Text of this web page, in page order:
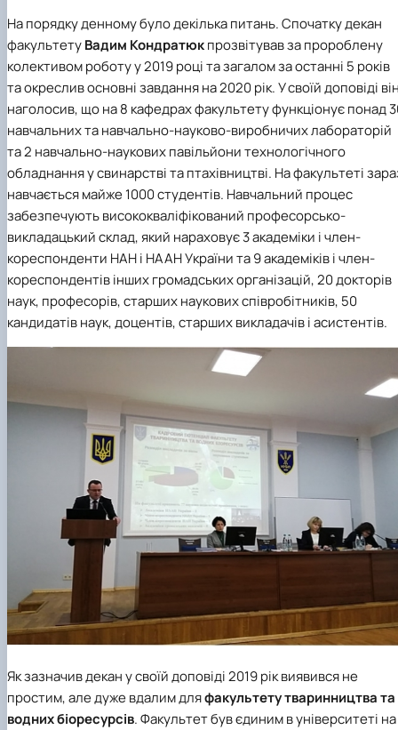
University Research Services Catalogue
Faculty of Economics
Faculty of Food Science, Nutrition and
Management
Faculty of Humanities and Pedagogy
Faculty of Information Technologies
Faculty of Land Management
Faculty of Law
Faculty of Veterinary Medicine
Mechanical and Technological Faculty
Faculty of Plant Protection, Biotechnology
Ecology
Educational and Research Farm «Vorzel»
Research Institute of Forestry and
Horticulture
Research Institute of Technology and
Animal Products
Research and Design Institute of
Standardisation and Technologies of Eco-Safe
Organic Products
Ukrainian Laboratory of Quality and Safety of
Agricultural Products
Ukrainian Research Institute of Agricultural
Radiology
Berezhany Agrotechnical Institute
Berezhany Professional College
Bobrovytsia Professional College named after
Mainova
Boyarka College of Ecology and Natural
Resources
Crimean Agro-Industrial College
Crimean Technical College of Land
and Agricultural Mechanisation
Irpin Professional College
Mukachevo Professional College
Nemishaieve Professional College
Nizhyn Agrotechnical Institute
Nizhyn Professional College
Prybrezhne Agrarian College
Rivne Professional College
Zalishchyky Professional College named after
Ye. Khraplivyi
На порядку денному було декілька питань. Спочатку декан
факультетуВадим Кондратюкпрозвітував за пророблену
колективом роботу у 2019 році та загалом за останні 5 років
та окреслив основні завдання на 2020 рік. У своїй доповіді
наголосив, що на 8 кафедрах факультету функціонує понад
навчальних та навчально-науково-виробничих лабораторій
та 2 навчально-наукових павільйони технологічного
обладнання у свинарстві та птахівництві. На факультеті
навчається майже 1000 студентів. Навчальний процес
забезпечують висококваліфікований професорсько-
викладацький склад, який нараховує 3 академіки і член-
кореспонденти НАН і НААН України та 9 академіків і член-
кореспондентів інших громадських організацій, 20 докторів
наук, професорів, старших наукових співробітників, 50
кандидатів наук, доцентів, старших викладачів і асистентів.
Як зазначив декан у своїй доповіді 2019 рік виявився не
простим, але дуже вдалим дляфакультету тваринництва та
водних біоресурсів. Факультет був єдиним в університеті на